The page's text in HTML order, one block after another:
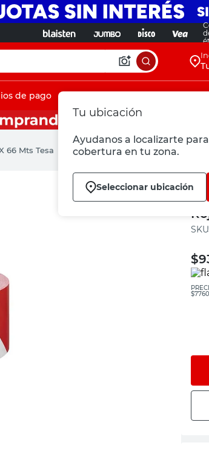
Tu ubicación
Ayudanos a localizarte
cobertura en tu zona.
Seleccionar ubicación
de pago
66 Mts Tesa
Tesa
:
$